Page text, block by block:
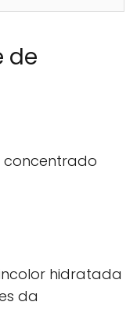
de
concentrado
hidratada
da